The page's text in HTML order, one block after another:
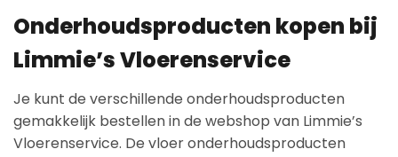
Onderhoudsproducten kopen bij
Limmie’s Vloerenservice
Je kunt de verschillende onderhoudsproducten
gemakkelijk bestellen in de webshop van Limmie’s
Vloerenservice. De vloer onderhoudsproducten